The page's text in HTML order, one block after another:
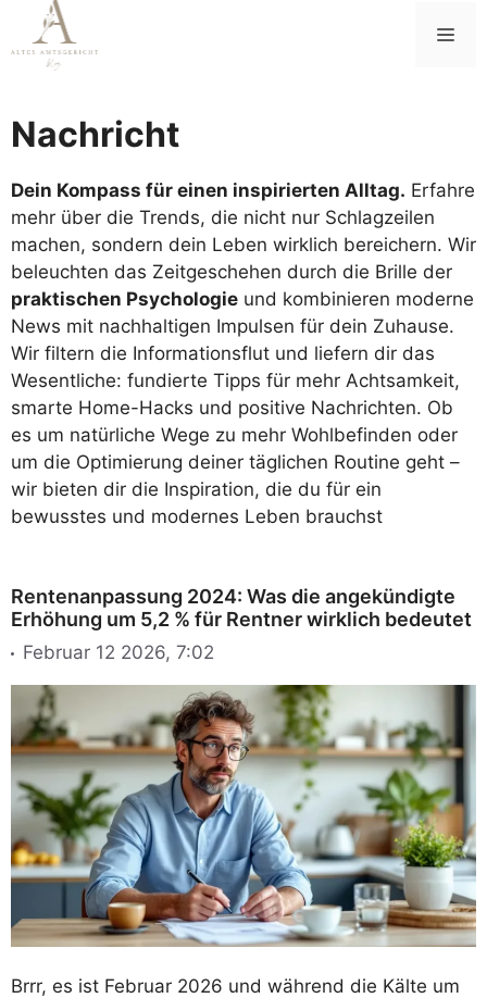
Inhalt
springen
Nachricht
Dein Kompass für einen inspirierten Alltag. Erfahre
mehr über die Trends, die nicht nur Schlagzeilen
machen, sondern dein Leben wirklich bereichern. Wir
beleuchten das Zeitgeschehen durch die Brille der
praktischen Psychologie und kombinieren moderne
News mit nachhaltigen Impulsen für dein Zuhause.
Wir filtern die Informationsflut und liefern dir das
Wesentliche: fundierte Tipps für mehr Achtsamkeit,
smarte Home-Hacks und positive Nachrichten. Ob
es um natürliche Wege zu mehr Wohlbefinden oder
um die Optimierung deiner täglichen Routine geht –
wir bieten dir die Inspiration, die du für ein
bewusstes und modernes Leben brauchst
Rentenanpassung 2024: Was die angekündigte
Erhöhung um 5,2 % für Rentner wirklich bedeutet
Februar 12 2026, 7:02
Brrr, es ist Februar 2026 und während die Kälte um